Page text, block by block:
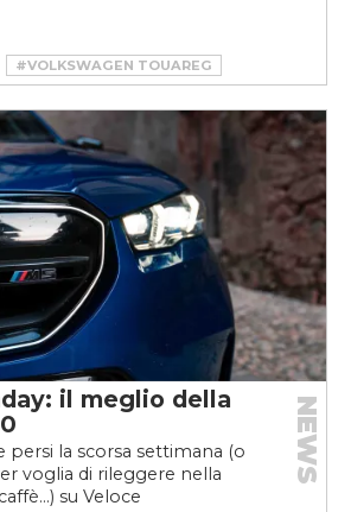
#VOLKSWAGEN TOUAREG
il meglio della
persi la scorsa settimana (o
voglia di rileggere nella
su Veloce
NEWS